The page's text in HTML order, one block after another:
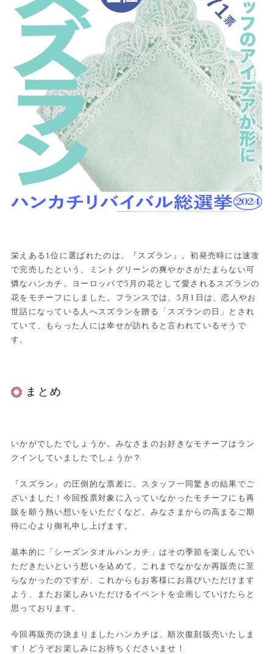
栄えある1位に選ばれたのは、『スズラン』。初発売時には速攻
で完売したという、ミントグリーンの爽やかさがたまらない可
憐なハンカチ。ヨーロッパで5月の花として愛されるスズランの
花をモチーフにしました。フランスでは、5月1日は、恋人やお
世話になっている人へスズランを贈る「スズランの日」とされ
ていて、もらった人には幸せが訪れると言われているそうで
す。
まとめ
いかがでしたでしょうか。みなさまのお好きなモチーフはラン
クインしていましたでしょうか？
『スズラン』の圧倒的な票差に、スタッフ一同驚きの結果でご
ざいました！今回投票対象に入っていなかったモチーフにも再
販を願う熱い想いをいただくなど、みなさまからの高まるご期
待に心より御礼申し上げます。
基本的に「シーズンタオルハンカチ」はその季節を楽しんでい
ただきたいという想いを込めて、これまでなかなか再販売に至
らなかったのですが、これからもお客様にお喜びいただけます
よう、またお楽しみいただけるイベントを企画していけたらと
思っております。
今回再販売の決まりましたハンカチは、順次復刻販売いたしま
す！どうぞお楽しみにお待ちくださいませ！